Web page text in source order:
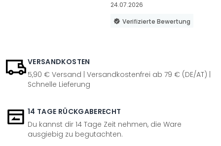
24.07.2026
Verifizierte Bewertung
VERSANDKOSTEN
5,90 € Versand | Versandkostenfrei ab 79 € (DE/AT) |
Schnelle Lieferung
14 TAGE RÜCKGABERECHT
Du kannst dir 14 Tage Zeit nehmen, die Ware
ausgiebig zu begutachten.